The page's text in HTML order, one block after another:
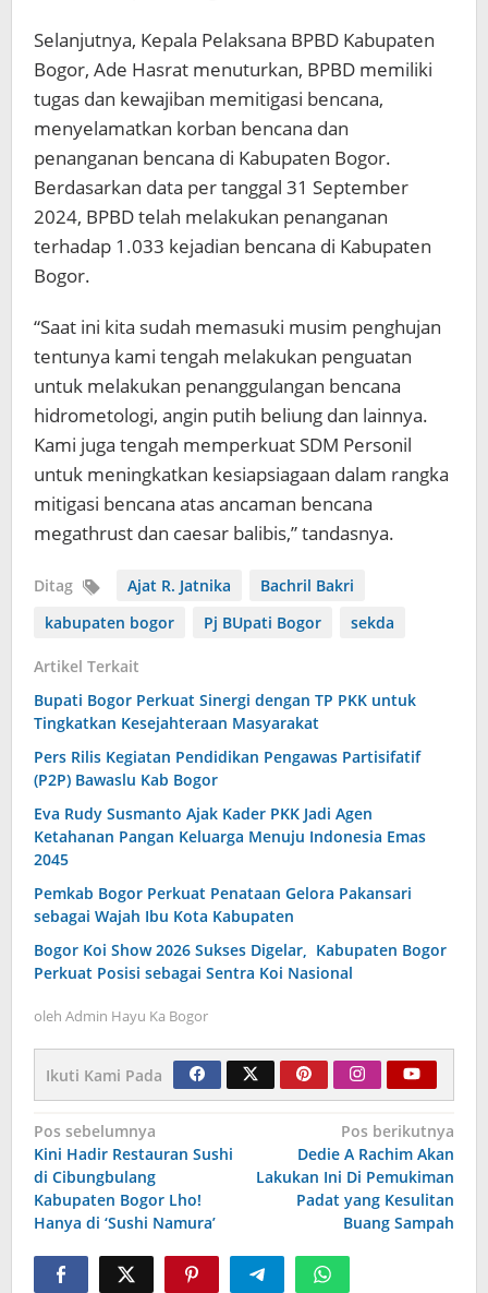
Selanjutnya, Kepala Pelaksana BPBD Kabupaten
Bogor, Ade Hasrat menuturkan, BPBD memiliki
tugas dan kewajiban memitigasi bencana,
menyelamatkan korban bencana dan
penanganan bencana di Kabupaten Bogor.
Berdasarkan data per tanggal 31 September
2024, BPBD telah melakukan penanganan
terhadap 1.033 kejadian bencana di Kabupaten
Bogor.
“Saat ini kita sudah memasuki musim penghujan
tentunya kami tengah melakukan penguatan
untuk melakukan penanggulangan bencana
hidrometologi, angin putih beliung dan lainnya.
Kami juga tengah memperkuat SDM Personil
untuk meningkatkan kesiapsiagaan dalam rangka
mitigasi bencana atas ancaman bencana
megathrust dan caesar balibis,” tandasnya.
Ditag Ajat R. Jatnika
Bachril Bakri
kabupaten bogor
Pj BUpati Bogor sekda
Artikel Terkait
Bupati Bogor Perkuat Sinergi dengan TP PKK untuk
Tingkatkan Kesejahteraan Masyarakat
Pers Rilis Kegiatan Pendidikan Pengawas Partisifatif
(P2P) Bawaslu Kab Bogor
Eva Rudy Susmanto Ajak Kader PKK Jadi Agen
Ketahanan Pangan Keluarga Menuju Indonesia Emas
2045
Pemkab Bogor Perkuat Penataan Gelora Pakansari
sebagai Wajah Ibu Kota Kabupaten
Bogor Koi Show 2026 Sukses Digelar, Kabupaten Bogor
Perkuat Posisi sebagai Sentra Koi Nasional
oleh Admin Hayu Ka Bogor
Ikuti Kami Pada
Navigasi
pos
Pos sebelumnya
Kini Hadir Restauran Sushi
di Cibungbulang
Kabupaten Bogor Lho!
Hanya di ‘Sushi Namura’
Pos berikutnya
Dedie A Rachim Akan
Lakukan Ini Di Pemukiman
Padat yang Kesulitan
Buang Sampah